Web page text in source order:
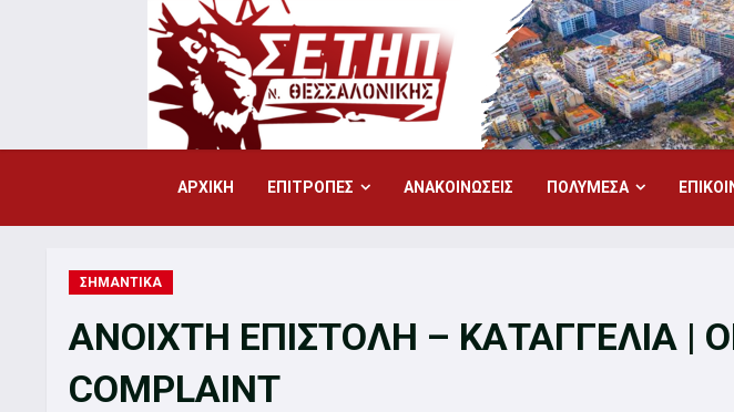
ΑΡΧΙΚΗ ΕΠΙΤΡΟΠΕΣ ΑΝΑΚΟΙΝΩΣΕΙΣ ΠΟΛΥΜΕΣΑ
ΣΗΜΑΝΤΙΚΑ
ΑΝΟΙΧΤΗ ΕΠΙΣΤΟΛΗ – ΚΑΤΑΓΓΕΛΙΑ |
COMPLAINT